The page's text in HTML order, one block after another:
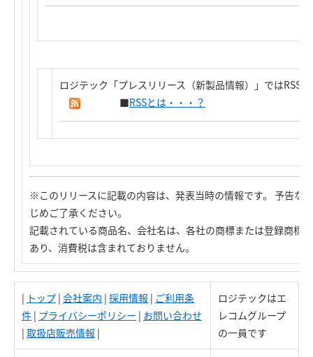
ロジテック「プレスリリース（新製品情報）」ではRSS
■RSSとは・・・？
※このリリースに記載の内容は、発表当時の情報です。 予告な
じめご了承ください。
記載されている商品名、会社名は、各社の商標または登録商標
あり、消費税は含まれておりません。
| トップ | 会社案内 | 採用情報 | ご利用条
件 | プライバシーポリシー | お問い合わせ
| 取扱店販売情報 |
ロジテックはエ
レコムグループ
の一員です